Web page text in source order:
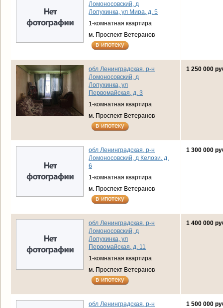
Ломоносовский, д
Лопухинка, ул Мира, д. 5
1-комнатная квартира
м. Проспект Ветеранов
в ипотеку
обл Ленинградская, р-н
Ломоносовский, д
Лопухинка, ул
Первомайская, д. 3
1-комнатная квартира
м. Проспект Ветеранов
в ипотеку
1 250 000
обл Ленинградская, р-н
Ломоносовский, д Келози, д.
6
1-комнатная квартира
м. Проспект Ветеранов
в ипотеку
1 300 000
обл Ленинградская, р-н
Ломоносовский, д
Лопухинка, ул
Первомайская, д. 11
1-комнатная квартира
м. Проспект Ветеранов
в ипотеку
1 400 000
обл Ленинградская, р-н
1 500 000